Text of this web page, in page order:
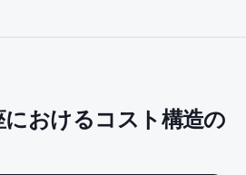
おけるコスト構造の